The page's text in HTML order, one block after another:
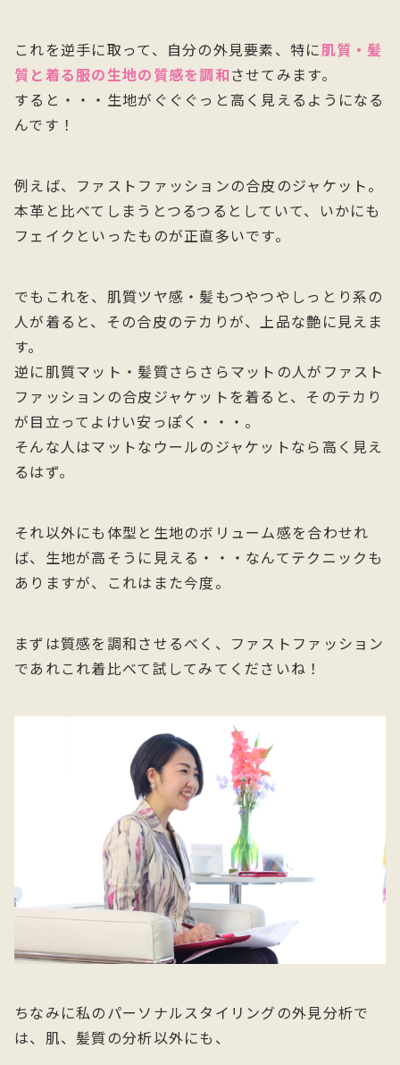
これを逆手に取って、自分の外見要素、特に肌質・髪
質と着る服の生地の質感を調和させてみます。
すると・・・生地がぐぐぐっと高く見えるようになる
んです！
例えば、ファストファッションの合皮のジャケット。
本革と比べてしまうとつるつるとしていて、いかにも
フェイクといったものが正直多いです。
でもこれを、肌質ツヤ感・髪もつやつやしっとり系の
人が着ると、その合皮のテカりが、上品な艶に見えま
す。
逆に肌質マット・髪質さらさらマットの人がファスト
ファッションの合皮ジャケットを着ると、そのテカり
が目立ってよけい安っぽく・・・。
そんな人はマットなウールのジャケットなら高く見え
るはず。
それ以外にも体型と生地のボリューム感を合わせれ
ば、生地が高そうに見える・・・なんてテクニックも
ありますが、これはまた今度。
まずは質感を調和させるべく、ファストファッション
であれこれ着比べて試してみてくださいね！
ちなみに私のパーソナルスタイリングの外見分析で
は、肌、髪質の分析以外にも、